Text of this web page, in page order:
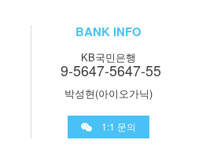
BANK INFO
KB국민은행
9-5647-5647-55
박성현(아이오가닉)
1:1 문의